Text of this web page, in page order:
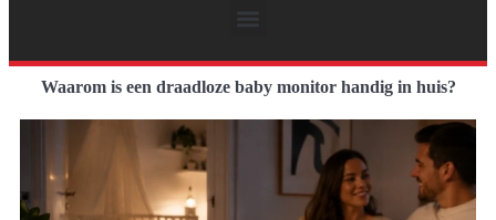
Waarom is een draadloze baby monitor handig in huis?